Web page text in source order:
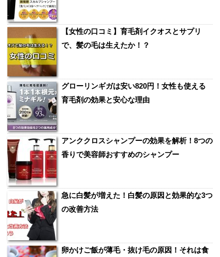
【女性の口コミ】育毛剤イクオスとサプリ
で、髪の毛は生えたか！？
グローリンギガは安い820円！女性も使える
育毛剤の効果と安心な理由
アンククロスシャンプーの効果を解析！8つの
香りで美容師おすすめのシャンプー
急に白髪が増えた！白髪の原因と効果的な3つ
の改善方法
卵かけご飯が薄毛・抜け毛の原因！それは食